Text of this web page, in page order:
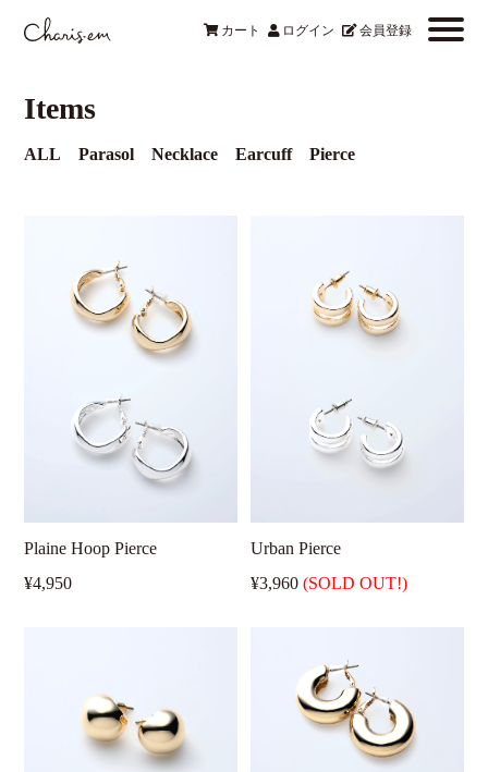
カート ログイン 会員登録
Items
ALL Parasol Necklace Earcuff Pierce
Plaine Hoop Pierce
¥4,950
Urban Pierce
¥3,960(SOLD OUT!)